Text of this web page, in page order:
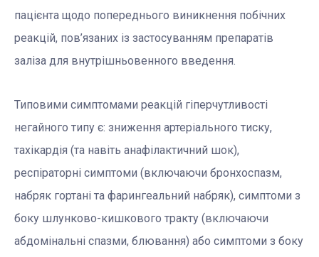
пацієнта щодо попереднього виникнення побічних
реакцій, пов’язаних із застосуванням препаратів
заліза для внутрішньовенного введення.
Типовими симптомами реакцій гіперчутливості
негайного типу є: зниження артеріального тиску,
тахікардія (та навіть анафілактичний шок),
респіраторні симптоми (включаючи бронхоспазм,
набряк гортані та фарингеальний набряк), симптоми з
боку шлунково-кишкового тракту (включаючи
абдомінальні спазми, блювання) або симптоми з боку